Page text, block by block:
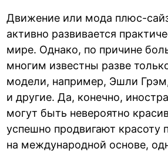
Движение или мода плюс-
активно развивается
мире. Однако, по причине
многим известны разве
модели, например, Эшли
и другие. Да, конечно,
могут быть невероятно
успешно продвигают
на международной основе,